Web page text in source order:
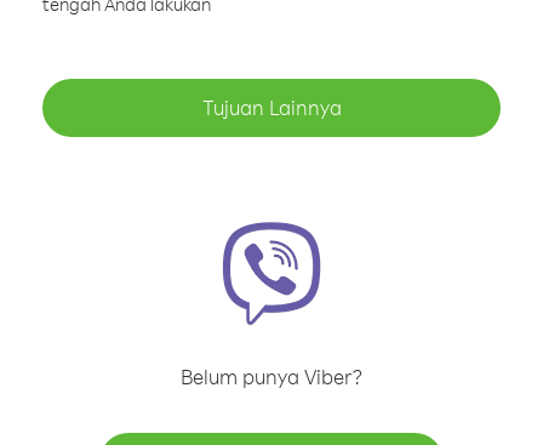
Tujuan Lainnya
Belum punya Viber?